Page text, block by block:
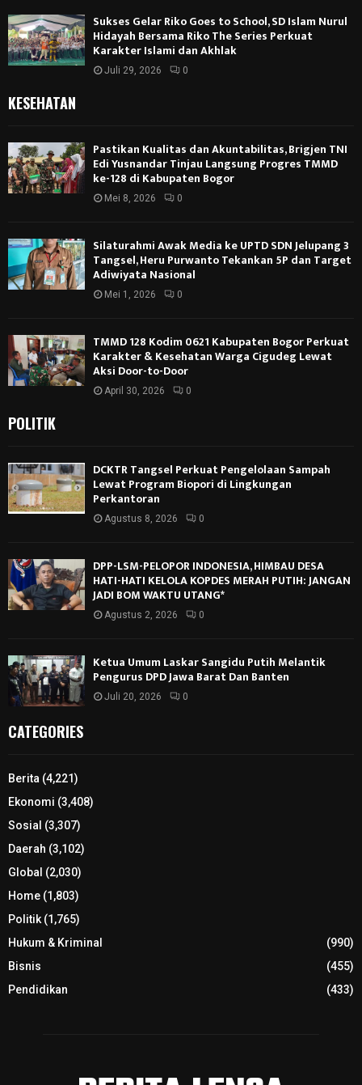
Sukses Gelar Riko Goes to School, SD Islam Nurul
Hidayah Bersama Riko The Series Perkuat
Karakter Islami dan Akhlak
Juli 29, 2026 0
KESEHATAN
Pastikan Kualitas dan Akuntabilitas, Brigjen TNI
Edi Yusnandar Tinjau Langsung Progres TMMD
ke-128 di Kabupaten Bogor
Mei 8, 2026 0
Silaturahmi Awak Media ke UPTD SDN Jelupang 3
Tangsel, Heru Purwanto Tekankan 5P dan Target
Adiwiyata Nasional
Mei 1, 2026 0
TMMD 128 Kodim 0621 Kabupaten Bogor Perkuat
Karakter & Kesehatan Warga Cigudeg Lewat
Aksi Door-to-Door
April 30, 2026 0
POLITIK
DCKTR Tangsel Perkuat Pengelolaan Sampah
Lewat Program Biopori di Lingkungan
Perkantoran
Agustus 8, 2026 0
DPP-LSM-PELOPOR INDONESIA, HIMBAU DESA
HATI-HATI KELOLA KOPDES MERAH PUTIH: JANGAN
JADI BOM WAKTU UTANG*
Agustus 2, 2026 0
Ketua Umum Laskar Sangidu Putih Melantik
Pengurus DPD Jawa Barat Dan Banten
Juli 20, 2026 0
CATEGORIES
Berita (4,221)
Ekonomi (3,408)
Sosial (3,307)
Daerah (3,102)
Global (2,030)
Home (1,803)
Politik(1,765)
Hukum & Kriminal
(990)
Bisnis
(455)
Pendidikan
(433)